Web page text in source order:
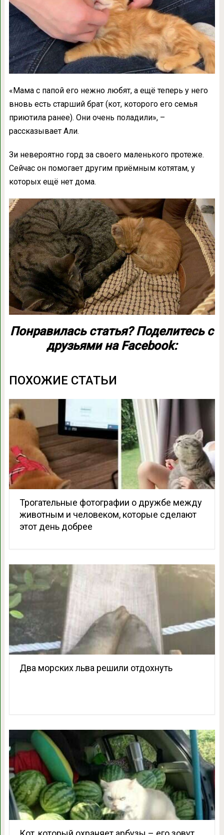
«Мама с папой его нежно любят, а ещё теперь у него
вновь есть старший брат (кот, которого его семья
приютила ранее). Они очень поладили», –
рассказывает Али.
Зи невероятно горд за своего маленького протеже.
Сейчас он помогает другим приёмным котятам, у
которых ещё нет дома.
Понравилась статья? Поделитесь с
друзьями на Facebook:
ПОХОЖИЕ СТАТЬИ
Трогательные фотографии о дружбе между
животным и человеком, которые сделают
этот день добрее
Два морских льва решили отдохнуть